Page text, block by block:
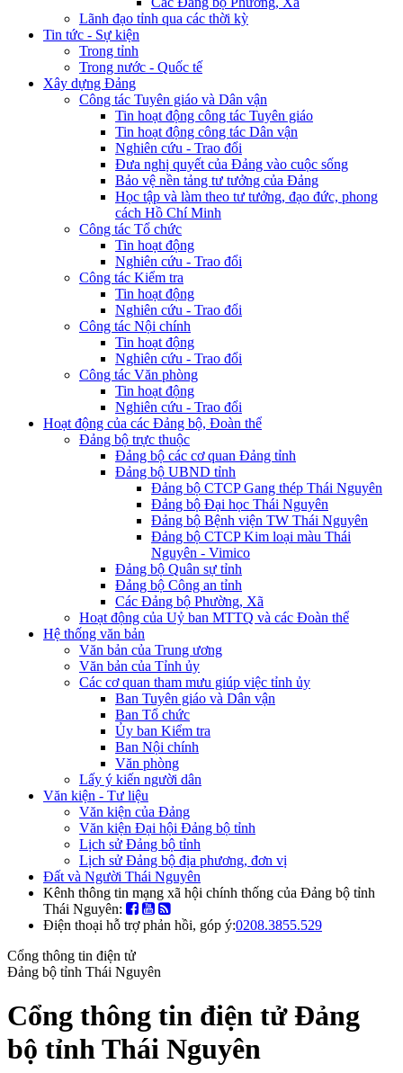
Lãnh đạo tỉnh qua các thời kỳ
Tin tức - Sự kiện
Trong tỉnh
Trong nước - Quốc tế
Xây dựng Đảng
Công tác Tuyên giáo và Dân vận
Tin hoạt động công tác Tuyên giáo
Tin hoạt động công tác Dân vận
Nghiên cứu - Trao đổi
Đưa nghị quyết của Đảng vào cuộc sống
Bảo vệ nền tảng tư tưởng của Đảng
Học tập và làm theo tư tưởng, đạo đức, phong
cách Hồ Chí Minh
Công tác Tổ chức
Tin hoạt động
Nghiên cứu - Trao đổi
Công tác Kiểm tra
Tin hoạt động
Nghiên cứu - Trao đổi
Công tác Nội chính
Tin hoạt động
Nghiên cứu - Trao đổi
Công tác Văn phòng
Tin hoạt động
Nghiên cứu - Trao đổi
Hoạt động của các Đảng bộ, Đoàn thể
Đảng bộ trực thuộc
Đảng bộ các cơ quan Đảng tỉnh
Đảng bộ UBND tỉnh
Đảng bộ CTCP Gang thép Thái Nguyên
Đảng bộ Đại học Thái Nguyên
Đảng bộ Bệnh viện TW Thái Nguyên
Đảng bộ CTCP Kim loại màu Thái
Nguyên - Vimico
Đảng bộ Quân sự tỉnh
Đảng bộ Công an tỉnh
Các Đảng bộ Phường, Xã
Hoạt động của Uỷ ban MTTQ và các Đoàn thể
Hệ thống văn bản
Văn bản của Trung ương
Văn bản của Tỉnh ủy
Các cơ quan tham mưu giúp việc tỉnh ủy
Ban Tuyên giáo và Dân vận
Ban Tổ chức
Ủy ban Kiểm tra
Ban Nội chính
Văn phòng
Lấy ý kiến người dân
Văn kiện - Tư liệu
Văn kiện của Đảng
Văn kiện Đại hội Đảng bộ tỉnh
Lịch sử Đảng bộ tỉnh
Lịch sử Đảng bộ địa phương, đơn vị
Đất và Người Thái Nguyên
Kênh thông tin mạng xã hội chính thống của Đảng bộ tỉnh
Thái Nguyên:
Điện thoại hỗ trợ phản hồi, góp ý:0208.3855.529
Cổng thông tin điện tử
Đảng bộ tỉnh Thái Nguyên
Cổng thông tin điện tử Đảng
bộ tỉnh Thái Nguyên